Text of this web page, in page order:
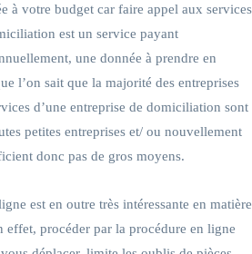
à votre budget car faire appel aux services
est un service payant
une donnée à prendre en
l’on sait que la majorité des entreprises
d’une entreprise de domiciliation sont
petites entreprises et/ ou nouvellement
donc pas de gros moyens.
est en outre très intéressante en matière
effet, procéder par la procédure en ligne